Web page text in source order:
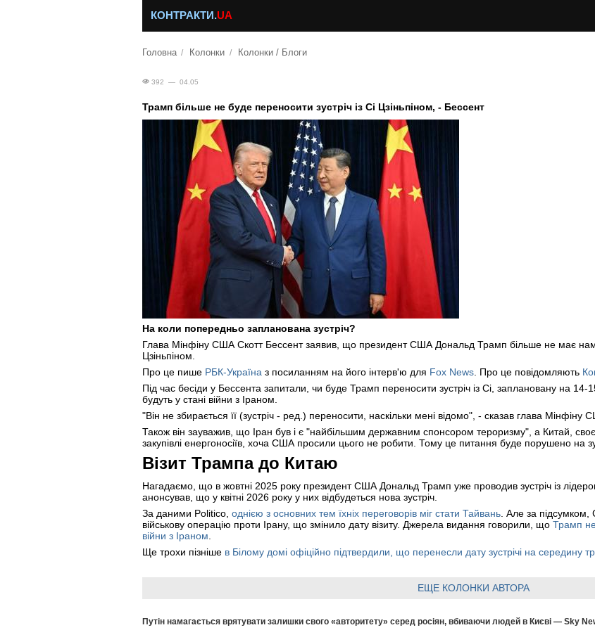
КОНТРАКТИ.UA
Головна Колонки Колонки / Блоги
392 — 04.05
Трамп більше не буде переносити зустріч із Сі Цзіньпіном, - Бессент
На коли попередньо запланована зустріч?
Глава Мінфіну США Скотт Бессент заявив, що президент США Дональд Трамп більше не має
Цзіньпіном.
Про це пише РБК-Україна з посиланням на його інтерв'ю для Fox News . Про це повідомляють
Під час бесіди у Бессента запитали, чи буде Трамп переносити зустріч із Сі, заплановану на
будуть у стані війни з Іраном.
"Він не збирається її (зустріч - ред.) переносити, наскільки мені відомо", - сказав глава Мінфіну
Також він зауважив, що Іран був і є "найбільшим державним спонсором тероризму", а Китай,
закупівлі енергоносіїв, хоча США просили цього не робити. Тому це питання буде порушено на
Візит Трампа до Китаю
Нагадаємо, що в жовтні 2025 року президент США Дональд Трамп уже проводив зустріч із
анонсував, що у квітні 2026 року у них відбудеться нова зустріч.
За даними Politico, однією з основних тем їхніх переговорів міг стати Тайвань . Але за
військову операцію проти Ірану, що змінило дату візиту. Джерела видання говорили, що Трамп
війни з Іраном
Ще трохи пізніше в Білому домі офіційно підтвердили, що перенесли дату зустрічі на середину
ЕЩЕ КОЛОНКИ АВТОРА
Путін намагається врятувати залишки свого «авторитету» серед росіян, вбиваючи людей в Києві — Sky